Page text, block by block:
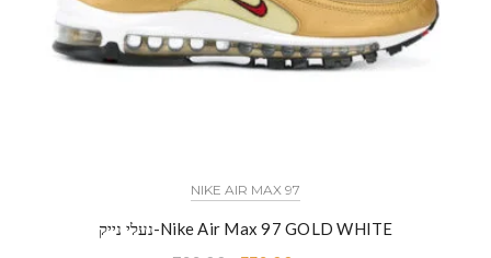
NIKE AIR MAX 97
נעלי נייק-Nike Air Max 97 GOLD WHITE